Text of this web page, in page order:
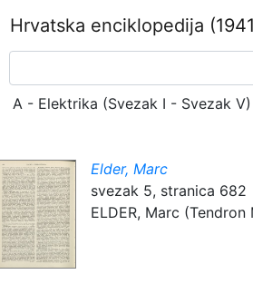
Hrvatska enciklopedija
A - Elektrika (Svezak I - Svezak V)
Elder, Marc
svezak 5, stranica 682
ELDER, Marc